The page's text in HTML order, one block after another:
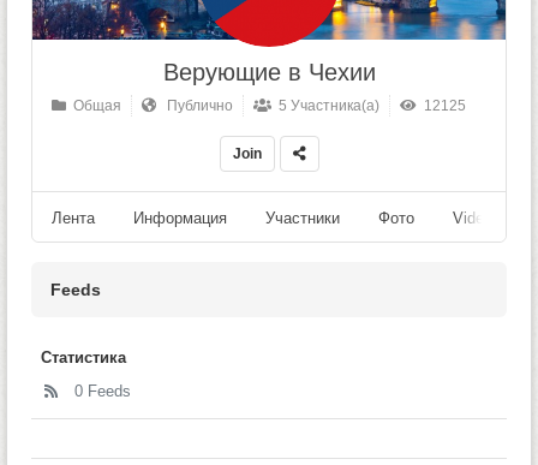
Верующие в Чехии
Общая Публично 5 Участника(а) 12125
Join
Лента Информация Участники Фото Videos
Feeds
Статистика
0 Feeds